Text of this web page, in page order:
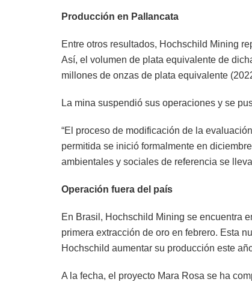
Producción en Pallancata
Entre otros resultados, Hochschild Mining
Así, el volumen de plata equivalente de
millones de onzas de plata equivalente
La mina suspendió sus operaciones y se
“El proceso de modificación de la
permitida se inició formalmente en
ambientales y sociales de referencia se
Operación fuera del país
En Brasil, Hochschild Mining se encuentra
primera extracción de oro en febrero. Esta
Hochschild aumentar su producción este
A la fecha, el proyecto Mara Rosa se ha